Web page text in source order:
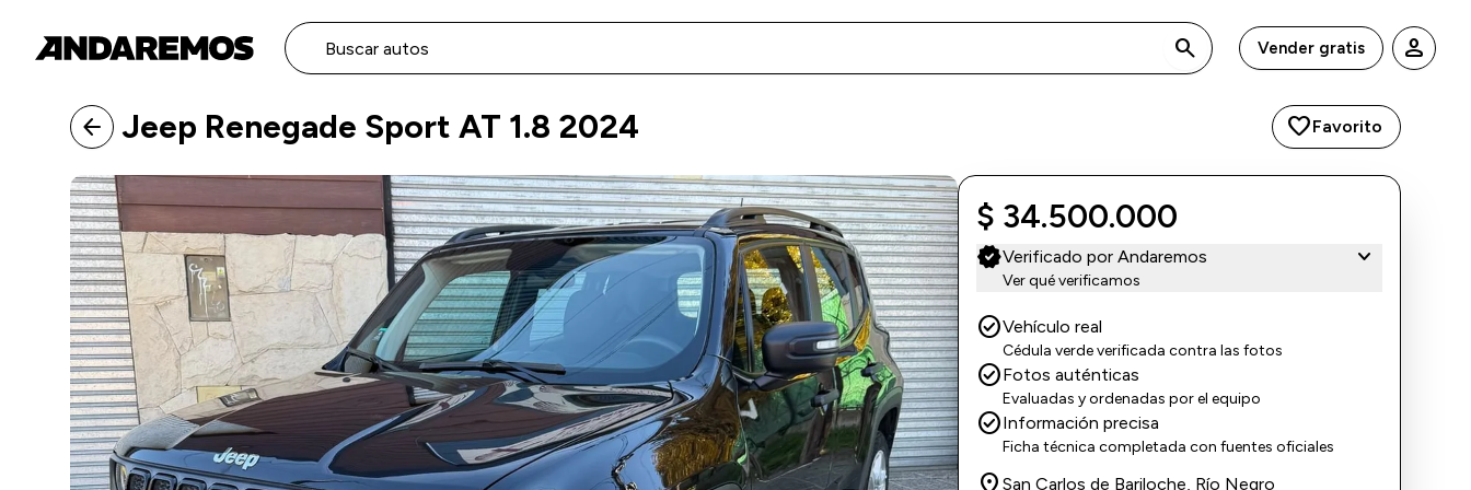
Buscar autos search Vender gratis person
arrow_back Jeep Renegade Sport AT 1.8 2024 favoriteFavorito
$ 34.500.000
verifiedVerificado por Andaremos
Ver qué verificamos
expand_more
check_circleVehículo real
Cédula verde verificada contra las fotos
check_circleFotos auténticas
Evaluadas y ordenadas por el equipo
check_circleInformación precisa
Ficha técnica completada con fuentes oficiales
San Carlos de Bariloche, Río Negro